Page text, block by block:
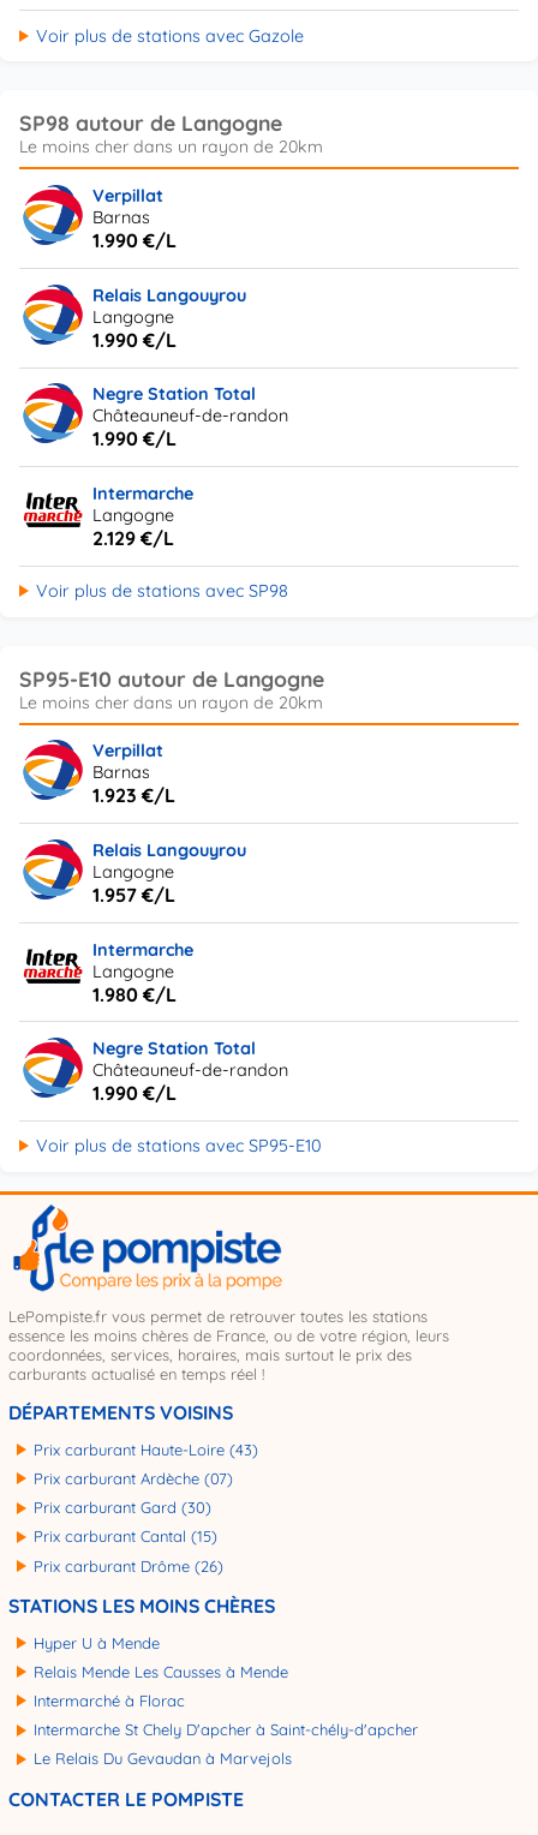
Voir plus de stations avec Gazole
SP98 autour de Langogne
Verpillat
Barnas
1.990 €/L
Relais Langouyrou
Langogne
1.990 €/L
Negre Station Total
Châteauneuf-de-randon
1.990 €/L
Intermarche
Langogne
2.129 €/L
Voir plus de stations avec SP98
SP95-E10 autour de Langogne
Verpillat
Barnas
1.923 €/L
Relais Langouyrou
Langogne
1.957 €/L
Intermarche
Langogne
1.980 €/L
Negre Station Total
Châteauneuf-de-randon
1.990 €/L
Voir plus de stations avec SP95-E10
LePompiste.fr vous permet de retrouver toutes les stations
essence les moins chères de France, ou de votre région, leurs
coordonnées, services, horaires, mais surtout le prix des
carburants actualisé en temps réel !
DÉPARTEMENTS VOISINS
Prix carburant Haute-Loire (43)
Prix carburant Ardèche (07)
Prix carburant Gard (30)
Prix carburant Cantal (15)
Prix carburant Drôme (26)
STATIONS LES MOINS CHÈRES
Hyper U à Mende
Relais Mende Les Causses à Mende
Intermarché à Florac
Intermarche St Chely D'apcher à Saint-chély-d'apcher
Le Relais Du Gevaudan à Marvejols
CONTACTER LE POMPISTE